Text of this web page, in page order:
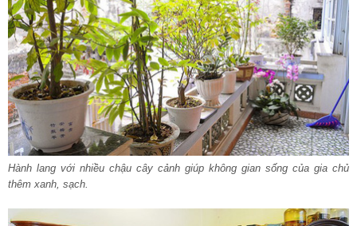
Hành lang với nhiều chậu cây cảnh giúp không gian sống của gia chủ
thêm xanh, sạch.